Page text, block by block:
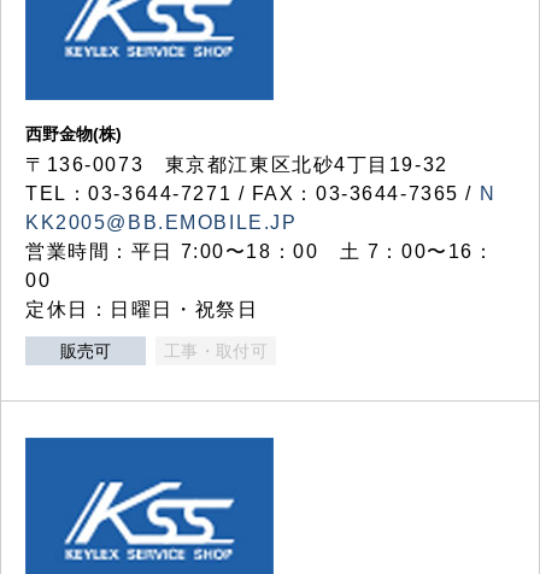
西野金物(株)
〒136-0073 東京都江東区北砂4丁目19-32
TEL：03‐3644‐7271 / FAX：03-3644-7365 / N
KK2005@BB.EMOBILE.JP
営業時間：平日 7:00〜18：00 土 7：00〜16：
00
定休日：日曜日・祝祭日
販売可 工事・取付可